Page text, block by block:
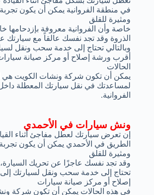
في منطقة الفروانية يمكن أن يكون
ومثيرة للقلق
خاصة وأن الفروانية معروفة بإزدحامها
الذروة وقد تجد نفسك عالقاً مع سيارتك
وبالتالي تحتاج إلى خدمة سحب ونقل
أقرب ورشة إصلاح أو مركز صيانة
الحالات
يمكن أن تكون شركة ونشات الكويت هي
لمساعدتك في نقل سيارتك المعطلة
الفروانية.
ونش سيارات في الأحمدي
إن تعرض سيارتك لعطل مفاجئ أثناء
الطريق في الأحمدي يمكن أن يكون
ومثيرة للقلق
وقد تجد نفسك عاجزًا عن تحريك السيارة،
تحتاج إلى خدمة سحب ونقل لسيارتك
إصلاح أو مركز صيانة سيارات
في هذه الحالات يمكن أن تكون شركة